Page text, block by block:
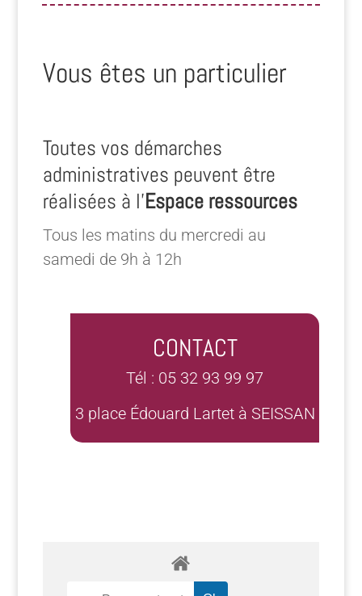
Vous êtes un particulier
Toutes vos démarches
administratives peuvent être
réalisées à l’Espace ressources
Tous les matins du mercredi au
samedi de 9h à 12h
CONTACT
Tél : 05 32 93 99 97
3 place Édouard Lartet à SEISSAN